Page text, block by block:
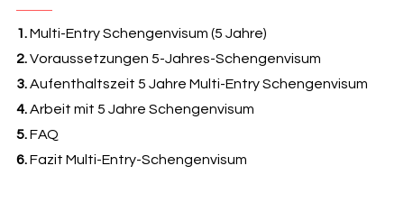
1.Multi-Entry Schengenvisum (5 Jahre)
2.Voraussetzungen 5-Jahres-Schengenvisum
3.Aufenthaltszeit 5 Jahre Multi-Entry Schengenvisum
4.Arbeit mit 5 Jahre Schengenvisum
5.FAQ
6.Fazit Multi-Entry-Schengenvisum